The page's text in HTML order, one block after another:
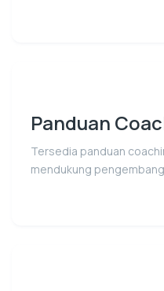
Panduan
Tersedia panduan
mendukung